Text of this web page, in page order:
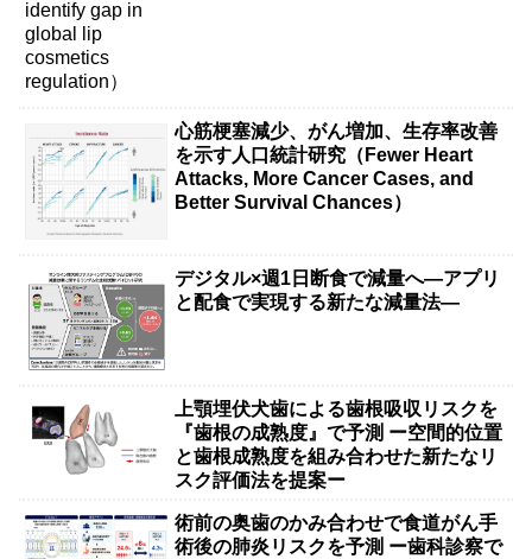
心筋梗塞減少、がん増加、生存率改善
を示す人口統計研究（Fewer Heart
Attacks, More Cancer Cases, and
Better Survival Chances）
デジタル×週1日断食で減量へ―アプリ
と配食で実現する新たな減量法―
上顎埋伏犬歯による歯根吸収リスクを
『歯根の成熟度』で予測 ー空間的位置
と歯根成熟度を組み合わせた新たなリ
スク評価法を提案ー
術前の奥歯のかみ合わせで食道がん手
術後の肺炎リスクを予測 ー歯科診察で